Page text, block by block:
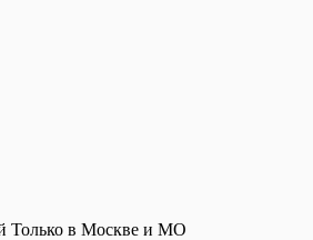
Только в Москве и МО